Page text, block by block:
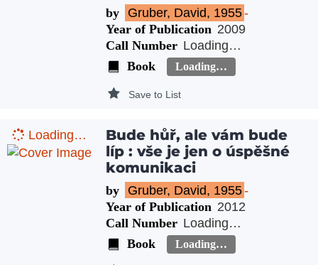
by Gruber, David, 1955-
Year of Publication 2009
Call Number Loading…
Book
Loading…
Save to List
Loading…
Bude hůř, ale vám bude
líp : vše je jen o úspěšné
komunikaci
by Gruber, David, 1955-
Year of Publication 2012
Call Number Loading…
Book
Loading…